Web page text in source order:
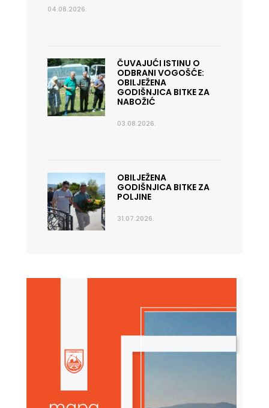
04.08.2026.
ČUVAJUĆI ISTINU O
ODBRANI VOGOŠĆE:
OBILJEŽENA
GODIŠNJICA BITKE ZA
NABOŽIĆ
03.08.2026.
OBILJEŽENA
GODIŠNJICA BITKE ZA
POLJINE
31.07.2026.